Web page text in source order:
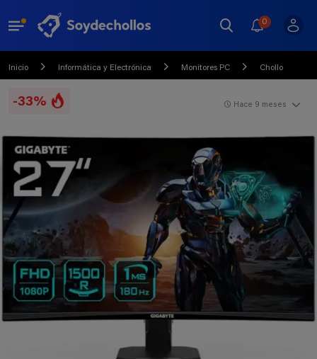
0
Inicio Informática y Electrónica Monitores PC Chollo
-33% Hace 9 meses